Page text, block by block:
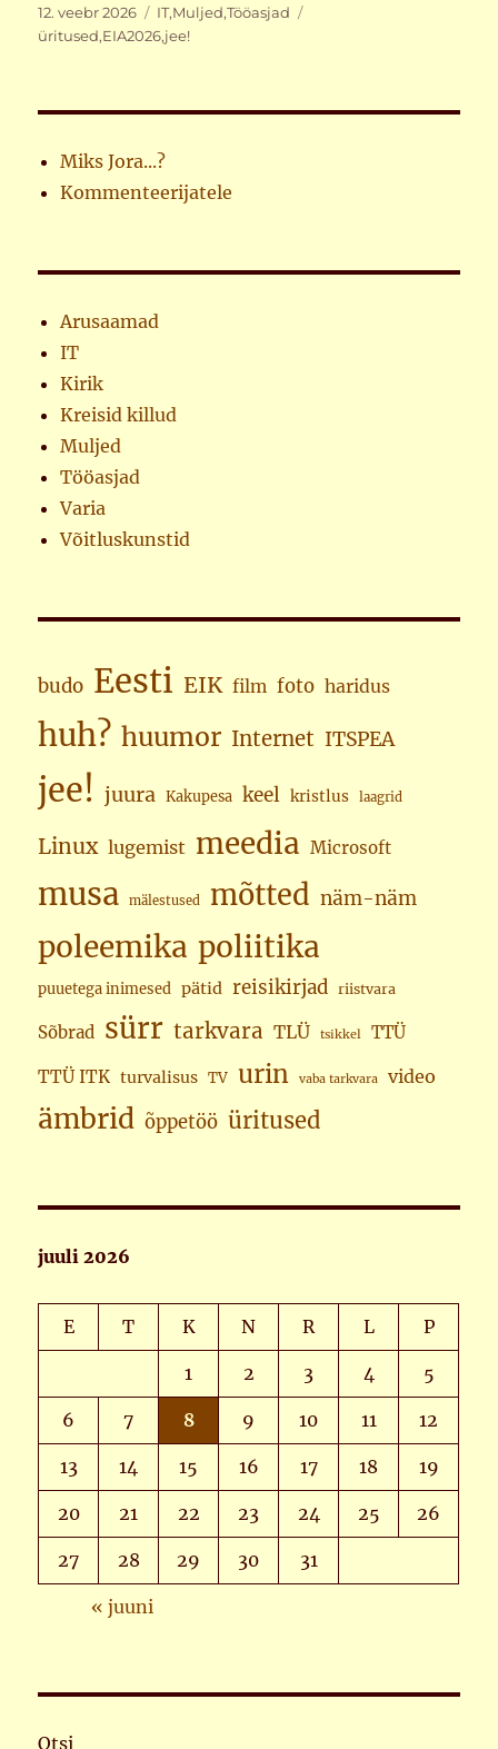
Postitatud
12. veebr 2026 Rubriigid
IT,Muljed,Tööasjad
üritused,EIA2026,jee!
Miks Jora...?
Kommenteerijatele
Arusaamad
IT
Kirik
Kreisid killud
Muljed
Tööasjad
Varia
Võitluskunstid
budo Eesti EIK film foto haridus
huh? huumor Internet ITSPEA
jee! juura Kakupesa keel kristlus laagrid
Linux lugemist meedia Microsoft
musa mälestused mõtted näm-näm
poleemika poliitika
puuetega inimesed pätid reisikirjad riistvara
Sõbrad sürr tarkvara TLÜ tsikkel TTÜ
TTÜ ITK turvalisus TV urin vaba tarkvara video
ämbrid õppetöö üritused
juuli 2026
E T K N R L P
1 2 3 4 5
6 7 8 9 10 11 12
13 14 15 16 17 18 19
20 21 22 23 24 25 26
27 28 29 30 31
« juuni
Otsi